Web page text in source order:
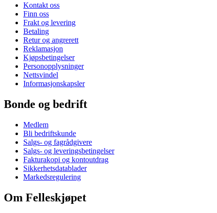
Kontakt oss
Finn oss
Frakt og levering
Betaling
Retur og angrerett
Reklamasjon
Kjøpsbetingelser
Personopplysninger
Nettsvindel
Informasjonskapsler
Bonde og bedrift
Medlem
Bli bedriftskunde
Salgs- og fagrådgivere
Salgs- og leveringsbetingelser
Fakturakopi og kontoutdrag
Sikkerhetsdatablader
Markedsregulering
Om Felleskjøpet